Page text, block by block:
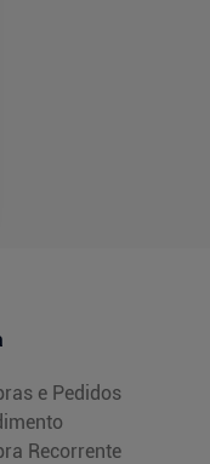
e Pedidos
Recorrente